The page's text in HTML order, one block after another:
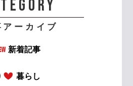
アーカイブ
新着記事
暮らし